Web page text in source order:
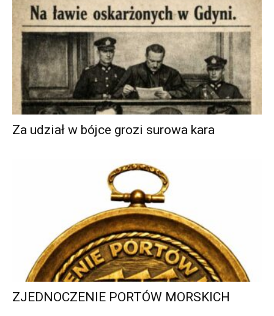
Za udział w bójce grozi surowa kara
ZJEDNOCZENIE PORTÓW MORSKICH